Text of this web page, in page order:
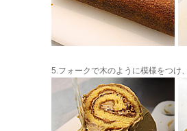
5.フォークで木のように模様をつけ